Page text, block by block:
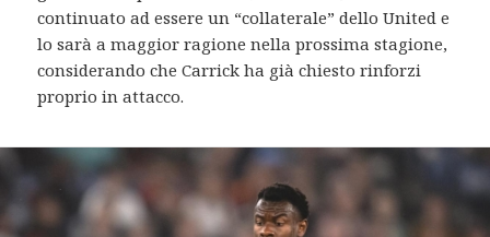
continuato ad essere un “collaterale” dello United e
lo sarà a maggior ragione nella prossima stagione,
considerando che Carrick ha già chiesto rinforzi
proprio in attacco.